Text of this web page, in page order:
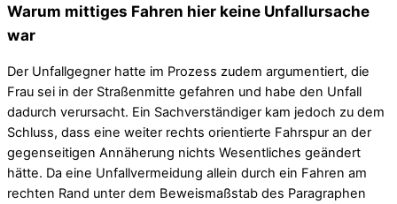
Warum mittiges Fahren hier keine Unfallursache
war
Der Unfallgegner hatte im Prozess zudem argumentiert, die
Frau sei in der Straßenmitte gefahren und habe den Unfall
dadurch verursacht. Ein Sachverständiger kam jedoch zu dem
Schluss, dass eine weiter rechts orientierte Fahrspur an der
gegenseitigen Annäherung nichts Wesentliches geändert
hätte. Da eine Unfallvermeidung allein durch ein Fahren am
rechten Rand unter dem Beweismaßstab des Paragraphen